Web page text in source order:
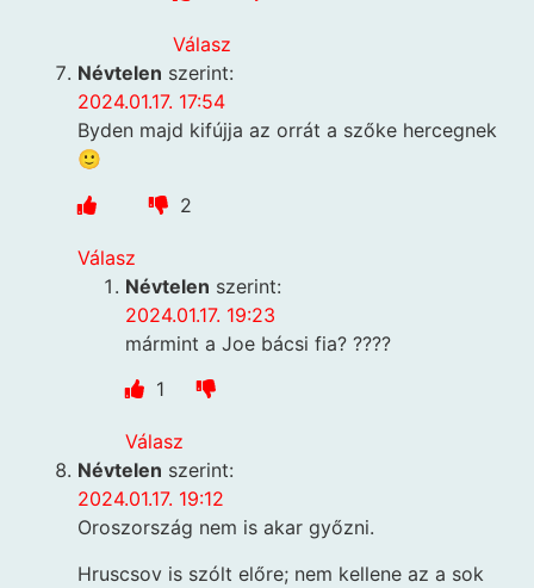
Válasz
Névtelen szerint:
2024.01.17. 17:54
Byden majd kifújja az orrát a szőke hercegnek
🙂
2
Válasz
Névtelen szerint:
2024.01.17. 19:23
mármint a Joe bácsi fia? ????
1
Válasz
Névtelen szerint:
2024.01.17. 19:12
Oroszország nem is akar győzni.
Hruscsov is szólt előre; nem kellene az a sok